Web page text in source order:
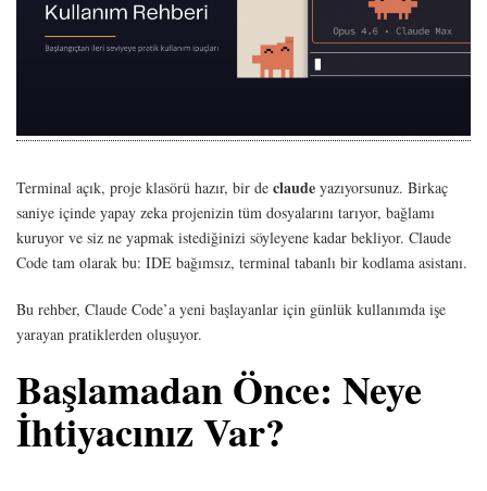
Terminal açık, proje klasörü hazır, bir de claude yazıyorsunuz. Birkaç
saniye içinde yapay zeka projenizin tüm dosyalarını tarıyor, bağlamı
kuruyor ve siz ne yapmak istediğinizi söyleyene kadar bekliyor. Claude
Code tam olarak bu: IDE bağımsız, terminal tabanlı bir kodlama asistanı.
Bu rehber, Claude Code’a yeni başlayanlar için günlük kullanımda işe
yarayan pratiklerden oluşuyor.
Başlamadan Önce: Neye
İhtiyacınız Var?